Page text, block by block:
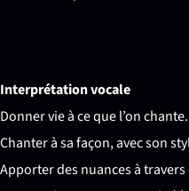
Interprétation vocale
Donner vie à ce que l’on chante.
Chanter à sa façon, avec son
Apporter des nuances à